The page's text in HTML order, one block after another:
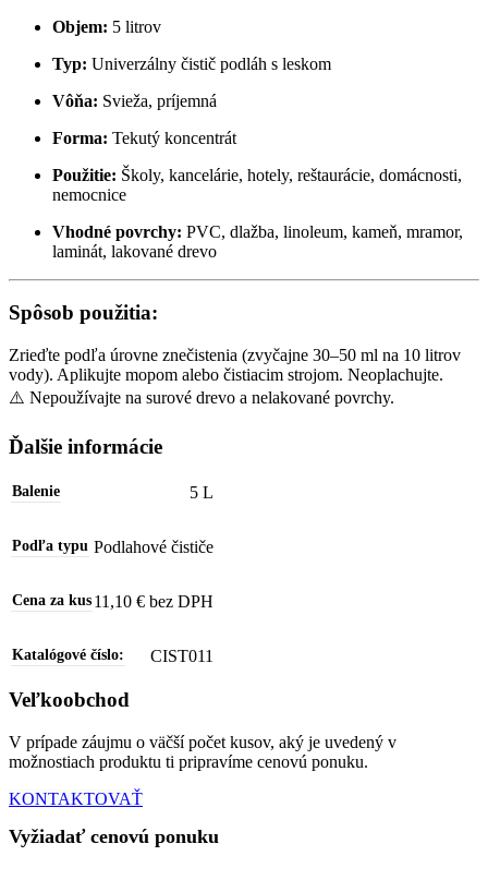
Objem: 5 litrov
Typ: Univerzálny čistič podláh s leskom
Vôňa: Svieža, príjemná
Forma: Tekutý koncentrát
Použitie: Školy, kancelárie, hotely, reštaurácie, domácnosti,
nemocnice
Vhodné povrchy: PVC, dlažba, linoleum, kameň, mramor,
laminát, lakované drevo
Spôsob použitia:
Zrieďte podľa úrovne znečistenia (zvyčajne 30–50 ml na 10 litrov
vody). Aplikujte mopom alebo čistiacim strojom. Neoplachujte.
⚠️ Nepoužívajte na surové drevo a nelakované povrchy.
Ďalšie informácie
Balenie 5 L
Podľa typu Podlahové čističe
Cena za kus 11,10 € bez DPH
Katalógové číslo: CIST011
Veľkoobchod
V prípade záujmu o väčší počet kusov, aký je uvedený v
možnostiach produktu ti pripravíme cenovú ponuku.
KONTAKTOVAŤ
Vyžiadať cenovú ponuku